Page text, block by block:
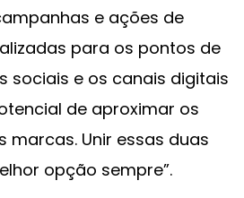
e ações de
para os pontos de
sociais e os canais digitais
de aproximar os
marcas. Unir essas duas
opção sempre”.